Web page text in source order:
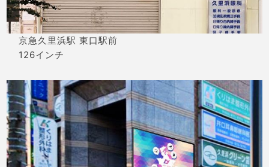
京急久里浜駅 東口駅前
126インチ